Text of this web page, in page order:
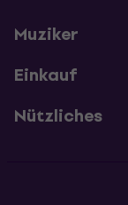
Muziker
Einkauf
Nützliches